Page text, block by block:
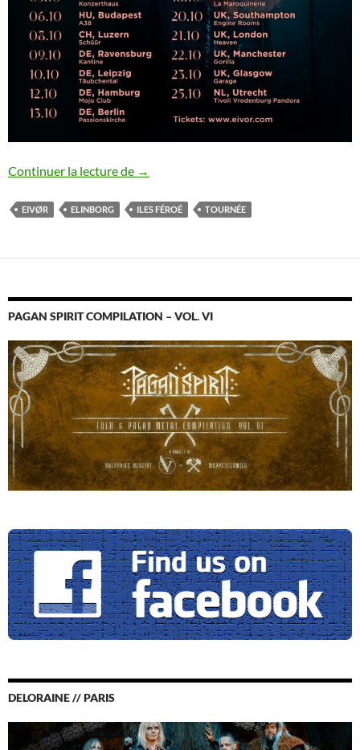
Continuer la lecture de Eivør : tournée annoncée
→
EIVØR ELINBORG ILES FÉROÉ TOURNÉE
PAGAN SPIRIT COMPILATION – VOL. VI
DELORAINE // PARIS